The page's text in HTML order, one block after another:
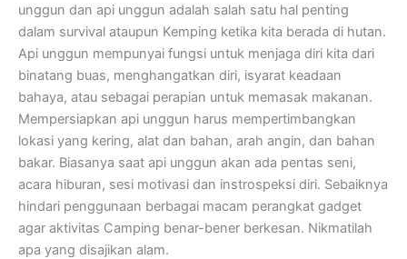
unggun dan api unggun adalah salah satu hal penting
dalam survival ataupun Kemping ketika kita berada di hutan.
Api unggun mempunyai fungsi untuk menjaga diri kita dari
binatang buas, menghangatkan diri, isyarat keadaan
bahaya, atau sebagai perapian untuk memasak makanan.
Mempersiapkan api unggun harus mempertimbangkan
lokasi yang kering, alat dan bahan, arah angin, dan bahan
bakar. Biasanya saat api unggun akan ada pentas seni,
acara hiburan, sesi motivasi dan instrospeksi diri. Sebaiknya
hindari penggunaan berbagai macam perangkat gadget
agar aktivitas Camping benar-bener berkesan. Nikmatilah
apa yang disajikan alam.